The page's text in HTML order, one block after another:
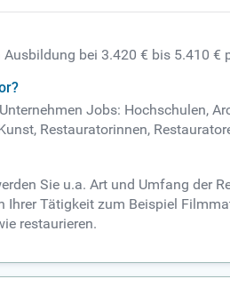
bei 3.420 € bis 5.410 €
Jobs: Hochschulen,
Restauratorinnen,
Sie u.a. Art und Umfang der
Tätigkeit zum Beispiel
restaurieren.